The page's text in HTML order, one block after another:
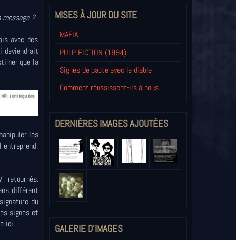
?
avec des
deviendrait
que la
les
retournés.
différent
du
signes et
ici.
MISES À JOUR DU SITE
MAFIA
PULP FICTION (1994)
Signes de pacte avec le diable
Comment réussissent-ils à nous
DERNIÈRES IMAGES AJOUTÉES
GALERIE D'IMAGES